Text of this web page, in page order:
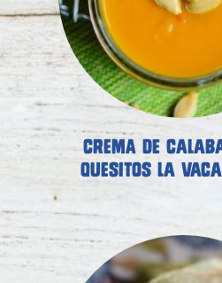
CREMA DE
QUESITOS LA